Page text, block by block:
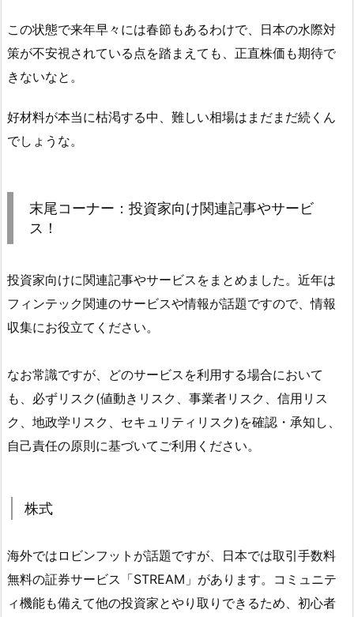
この状態で来年早々には春節もあるわけで、日本の水際対
策が不安視されている点を踏まえても、正直株価も期待で
きないなと。
好材料が本当に枯渇する中、難しい相場はまだまだ続くん
でしょうな。
末尾コーナー：投資家向け関連記事やサービ
ス！
投資家向けに関連記事やサービスをまとめました。近年は
フィンテック関連のサービスや情報が話題ですので、情報
収集にお役立てください。
なお常識ですが、どのサービスを利用する場合において
も、必ずリスク(値動きリスク、事業者リスク、信用リス
ク、地政学リスク、セキュリティリスク)を確認・承知し、
自己責任の原則に基づいてご利用ください。
株式
海外ではロビンフットが話題ですが、日本では取引手数料
無料の証券サービス「STREAM」があります。コミュニテ
ィ機能も備えて他の投資家とやり取りできるため、初心者